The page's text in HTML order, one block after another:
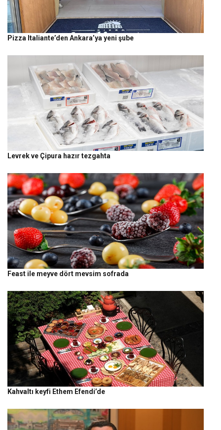
Pizza Italiante’den Ankara’ya yeni şube
Levrek ve Çipura hazır tezgahta
Feast ile meyve dört mevsim sofrada
Kahvaltı keyfi Ethem Efendi’de